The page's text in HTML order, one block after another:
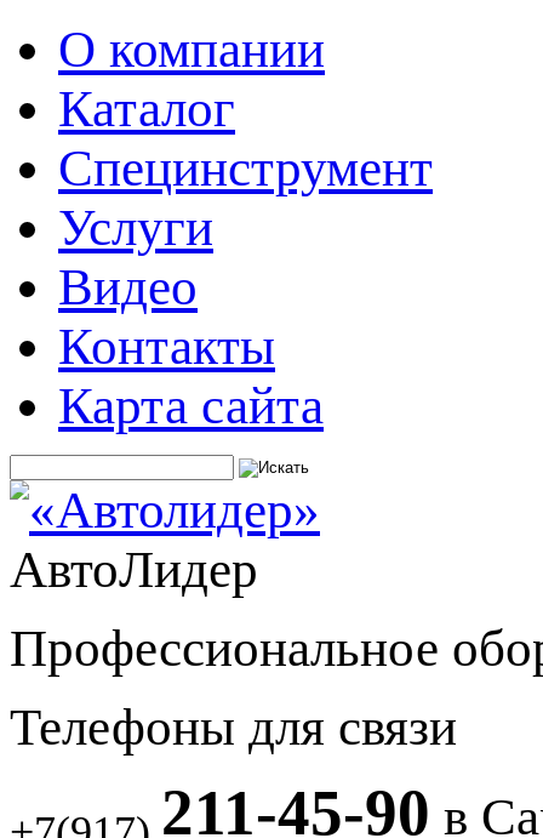
О компании
Каталог
Специнструмент
Услуги
Видео
Контакты
Карта сайта
АвтоЛидер
Профессиональное
Телефоны для связи
211-45-90 в